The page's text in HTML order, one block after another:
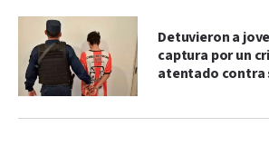
Detuvieron a
captura por un
atentado contra